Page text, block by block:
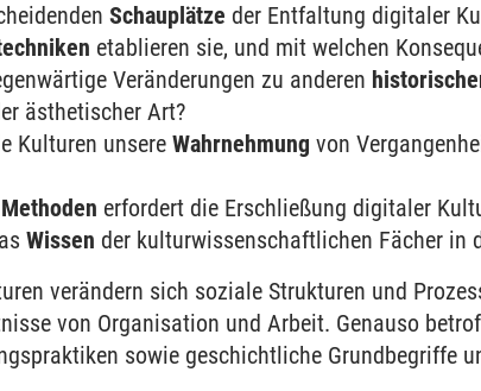
Schau­plätze der Ent­faltung digitaler
etablieren sie, und mit welchen
Ver­änderungen zu anderen
ästhetischer Art?
Kulturen unsere Wahr­nehmung von
Methoden erfordert die Er­schließung digitaler
Wissen der kultur­wissen­schaft­lichen Fächer in
verändern sich soziale Strukturen und
von Organisation und Arbeit. Genauso
sowie geschicht­liche Grund­begriffe